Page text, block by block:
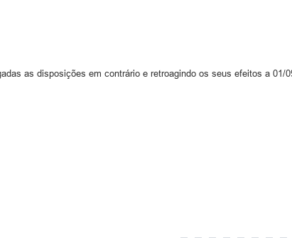
as disposições em contrário e retroagindo os seus efeitos a 01/